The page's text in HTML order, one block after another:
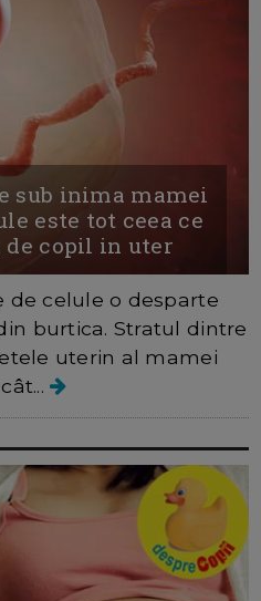
sub inima mamei
este tot ceea ce
de copil in uter
de celule o desparte
burtica. Stratul dintre
uterin al mamei